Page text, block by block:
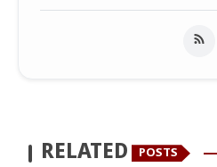
RELATED POSTS